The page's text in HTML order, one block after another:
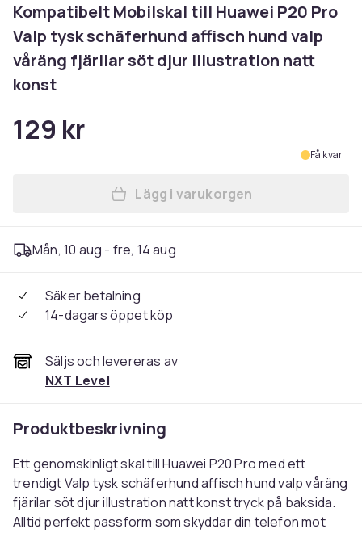
Kompatibelt Mobilskal till Huawei P20 Pro
Valp tysk schäferhund affisch hund valp
våräng fjärilar söt djur illustration natt
konst
129 kr
Få kvar
Lägg i varukorgen
Mån, 10 aug - fre, 14 aug
Säker betalning
14-dagars öppet köp
Säljs och levereras av
NXT Level
Produktbeskrivning
Ett genomskinligt skal till Huawei P20 Pro med ett
trendigt Valp tysk schäferhund affisch hund valp våräng
fjärilar söt djur illustration natt konst tryck på baksida.
Alltid perfekt passform som skyddar din telefon mot